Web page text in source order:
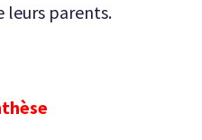
leurs parents.